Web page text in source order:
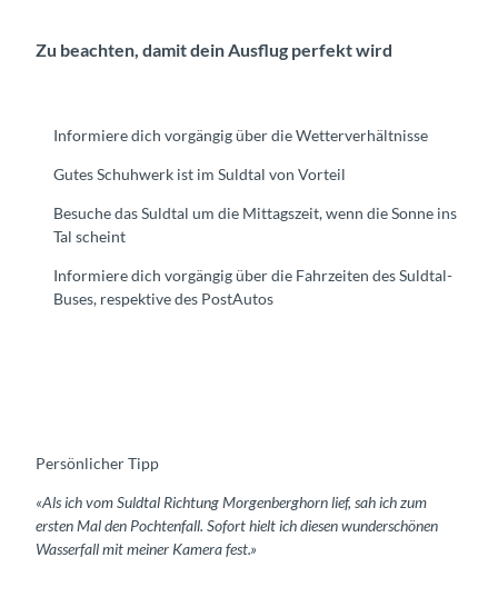
Zu beachten, damit dein Ausflug perfekt wird
Informiere dich vorgängig über die Wetterverhältnisse
Gutes Schuhwerk ist im Suldtal von Vorteil
Besuche das Suldtal um die Mittagszeit, wenn die Sonne ins
Tal scheint
Informiere dich vorgängig über die Fahrzeiten des Suldtal-
Buses, respektive des PostAutos
Persönlicher Tipp
«Als ich vom Suldtal Richtung Morgenberghorn lief, sah ich zum
ersten Mal den Pochtenfall. Sofort hielt ich diesen wunderschönen
Wasserfall mit meiner Kamera fest.»